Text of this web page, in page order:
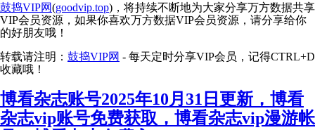
鼓捣VIP网(goodvip.top)，将持续不断地为大家分享万方数据共享
VIP会员资源，如果你喜欢万方数据VIP会员资源，请分享给你
的好朋友哦！
转载请注明： 鼓捣VIP网 - 每天定时分享VIP会员，记得CTRL+D
收藏哦！
博看杂志账号2025年10月31日更新，博看
杂志vip账号免费获取，博看杂志vip漫游帐